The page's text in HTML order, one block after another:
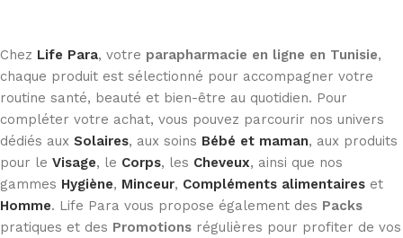
Chez Life Para, votre parapharmacie en ligne en Tunisie,
chaque produit est sélectionné pour accompagner votre
routine santé, beauté et bien-être au quotidien. Pour
compléter votre achat, vous pouvez parcourir nos univers
dédiés aux Solaires, aux soins Bébé et maman, aux produits
pour le Visage, le Corps, les Cheveux, ainsi que nos
gammes Hygiène, Minceur, Compléments alimentaires et
Homme. Life Para vous propose également des Packs
pratiques et des Promotions régulières pour profiter de vos